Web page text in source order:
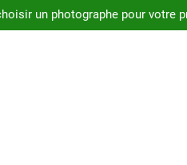
un photographe pour votre
Guide pratique